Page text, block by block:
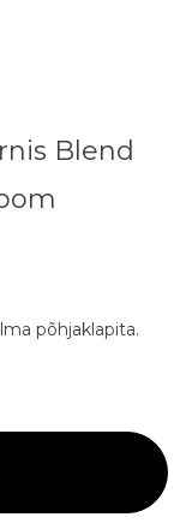
Blend
põhjaklapita.